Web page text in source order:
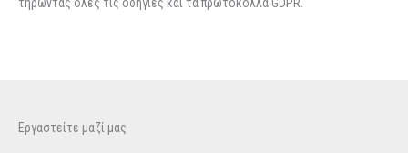
Εργαστείτε μαζί μας